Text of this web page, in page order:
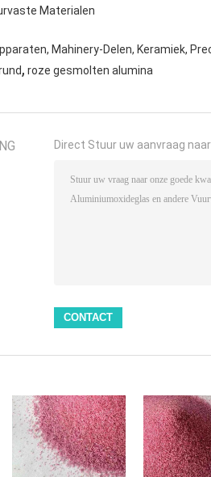
Materialen
Mahinery-Delen, Keramiek,
, roze gesmolten alumina
Direct Stuur uw aanvraag